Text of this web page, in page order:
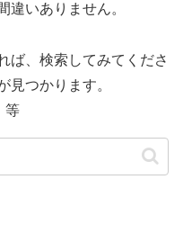
違いありません。
ば、検索してみてくださ
が見つかります。
等